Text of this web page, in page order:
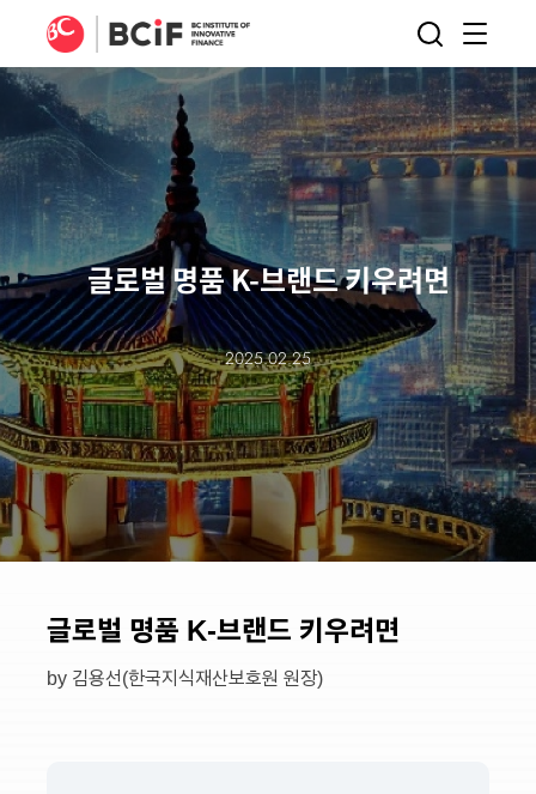
BCIF
메뉴
열기
검색
글로벌 명품 K-브랜드 키우려면
2025.02.25
글로벌 명품 K-브랜드 키우려면
by 김용선(한국지식재산보호원 원장)